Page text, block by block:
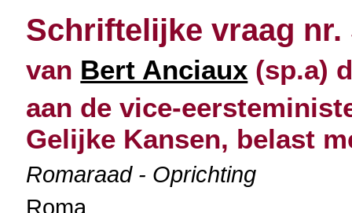
Schriftelijke vraag nr.
van Bert Anciaux (sp.a)
aan de vice-
Gelijke Kansen, belast
Romaraad - Oprichting
Roma